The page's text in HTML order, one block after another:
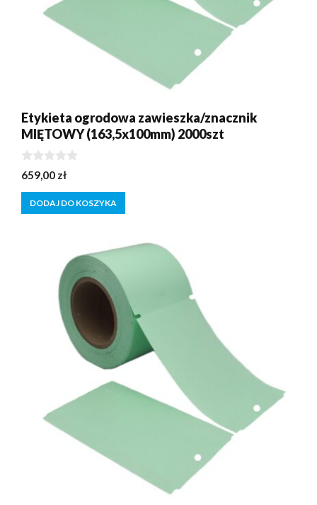
Etykieta ogrodowa zawieszka/znacznik
MIĘTOWY (163,5x100mm) 2000szt
0
z
5
659,00 zł
DODAJ DO KOSZYKA